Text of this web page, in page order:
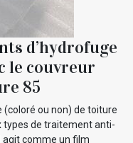
d’hydrofuge
le couvreur
85
(coloré ou non) de toiture
types de traitement anti-
agit comme un film